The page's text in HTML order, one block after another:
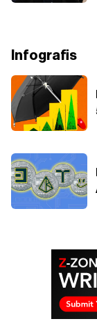
Infografis